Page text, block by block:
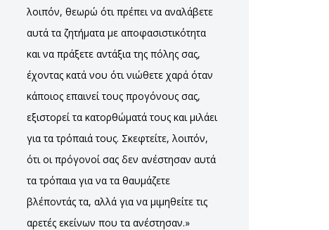
λοιπόν, θεωρώ ότι πρέπει να αναλάβετε
αυτά τα ζητήματα με αποφασιστικότητα
και να πράξετε αντάξια της πόλης σας,
έχοντας κατά νου ότι νιώθετε χαρά όταν
κάποιος επαινεί τους προγόνους σας,
εξιστορεί τα κατορθώματά τους και μιλάει
για τα τρόπαιά τους. Σκεφτείτε, λοιπόν,
ότι οι πρόγονοί σας δεν ανέστησαν αυτά
τα τρόπαια για να τα θαυμάζετε
βλέποντάς τα, αλλά για να μιμηθείτε τις
αρετές εκείνων που τα ανέστησαν.»